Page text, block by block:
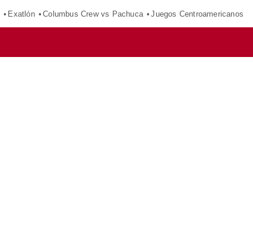
Exatlón Columbus Crew vs Pachuca Juegos Centroamericanos